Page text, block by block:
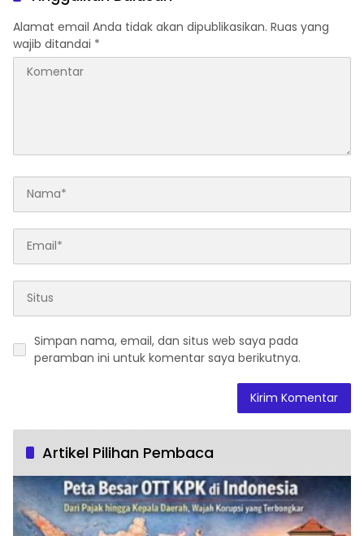
Alamat email Anda tidak akan dipublikasikan. Ruas yang
wajib ditandai *
Simpan nama, email, dan situs web saya pada
peramban ini untuk komentar saya berikutnya.
Artikel Pilihan Pembaca